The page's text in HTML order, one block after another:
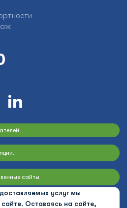
услуг мы
Оставаясь на сайте,
сайты